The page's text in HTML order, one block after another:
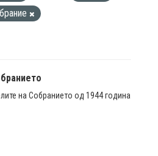
на Собранието од 1944 година